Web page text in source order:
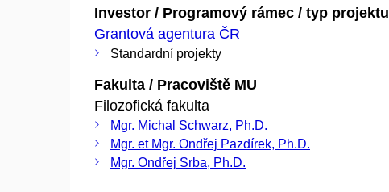
Investor / Programový rámec / typ projektu
Grantová agentura ČR
Standardní projekty
Fakulta / Pracoviště MU
Filozofická fakulta
Mgr. Michal Schwarz, Ph.D.
Mgr. et Mgr. Ondřej Pazdírek, Ph.D.
Mgr. Ondřej Srba, Ph.D.